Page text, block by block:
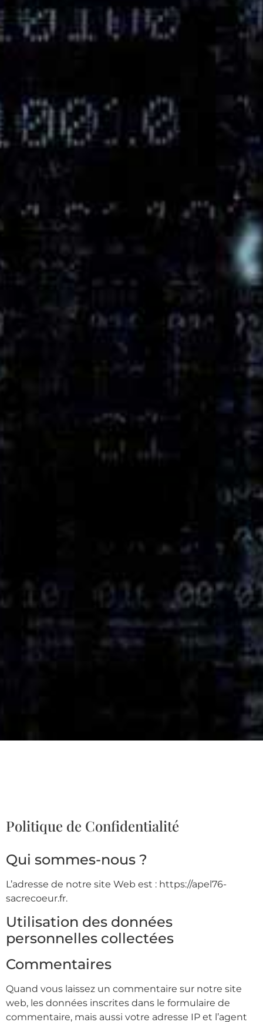
Politique de Confidentialité
Qui sommes-nous ?
L’adresse de notre site Web est : https://apel76-
sacrecoeur.fr.
Utilisation des données
personnelles collectées
Commentaires
Quand vous laissez un commentaire sur notre site
web, les données inscrites dans le formulaire de
commentaire, mais aussi votre adresse IP et l’agent